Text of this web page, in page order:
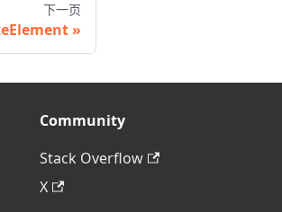
下一页
Community
Stack Overflow
X